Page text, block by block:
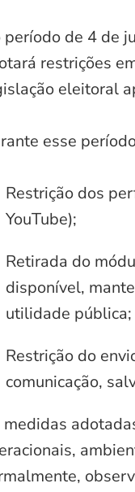
período de 4 de
restrições
eleitoral
esse
Restrição dos
YouTube);
Retirada do
disponível,
utilidade pública;
Restrição do
comunicação,